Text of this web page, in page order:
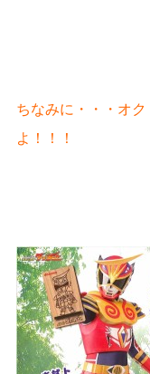
ちなみに・・・オ
よ！！！